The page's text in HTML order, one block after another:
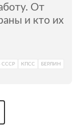
От
и кто их
СССР КПСС
БЕРЛИН